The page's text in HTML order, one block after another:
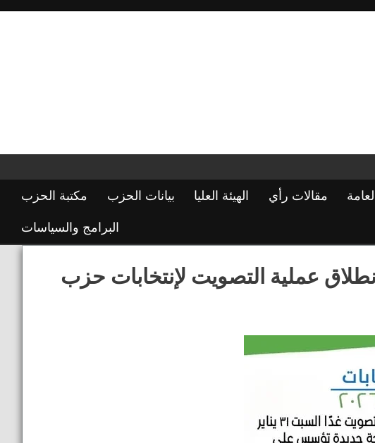
مكتبة الحزب بيانات الحزب الهيئة العليا مقالات رأي
البرامج والسياسات
إنطلاق عملية التصويت لإنتخابات حزب